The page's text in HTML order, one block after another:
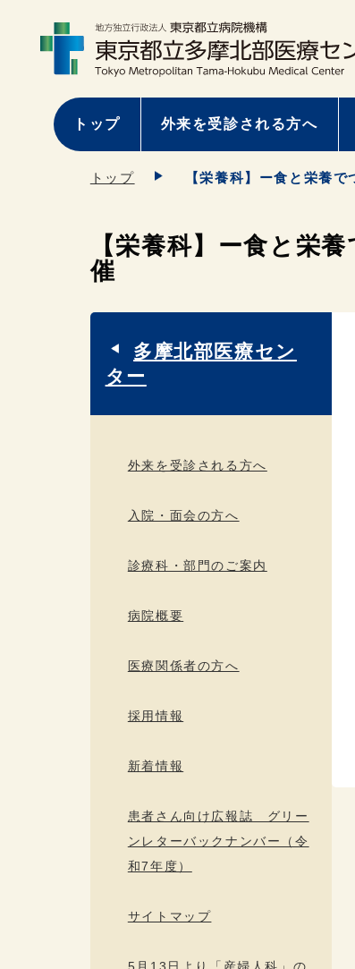
トップ 外来を受診される方へ
トップ 【栄養科】ー食と栄養
【栄養科】ー食と栄
催
多摩北部医療セン
ター
外来を受診される方へ
入院・面会の方へ
診療科・部門のご案内
病院概要
医療関係者の方へ
採用情報
新着情報
患者さん向け広報誌 グリー
ンレターバックナンバー（令
和7年度）
サイトマップ